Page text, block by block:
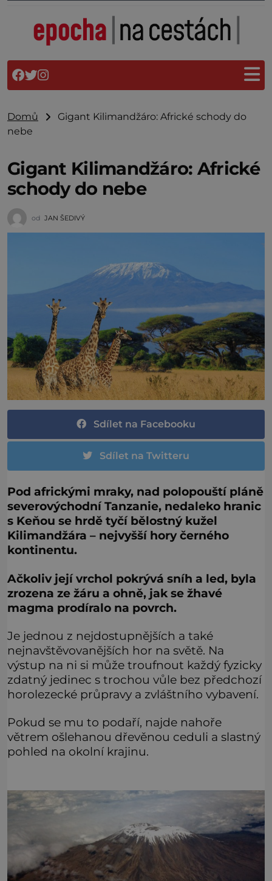
Domů
Gigant Kilimandžáro: Africké schody do
nebe
Gigant Kilimandžáro: Africké
schody do nebe
od JAN ŠEDIVÝ
Sdílet na Facebooku
Sdílet na Twitteru
Pod africkými mraky, nad polopouští pláně
severovýchodní Tanzanie, nedaleko hranic
s Keňou se hrdě tyčí bělostný kužel
Kilimandžára – nejvyšší hory černého
kontinentu.
Ačkoliv její vrchol pokrývá sníh a led, byla
zrozena ze žáru a ohně, jak se žhavé
magma prodíralo na povrch.
Je jednou z nejdostupnějších a také
nejnavštěvovanějších hor na světě. Na
výstup na ni si může troufnout každý fyzicky
zdatný jedinec s trochou vůle bez předchozí
horolezecké průpravy a zvláštního vybavení.
Pokud se mu to podaří, najde nahoře
větrem ošlehanou dřevěnou ceduli a slastný
pohled na okolní krajinu.